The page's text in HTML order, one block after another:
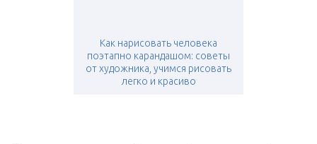
Как нарисовать человека
поэтапно карандашом: советы
от художника, учимся рисовать
легко и красиво